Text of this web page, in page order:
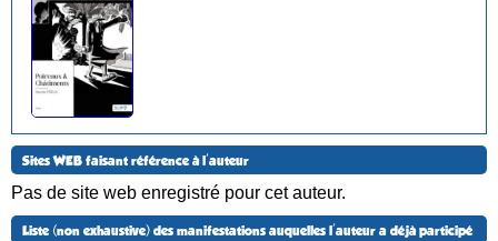
Sites WEB faisant référence à l'auteur
Pas de site web enregistré pour cet auteur.
Liste (non exhaustive) des manifestations auquelles l'auteur a déjà participé